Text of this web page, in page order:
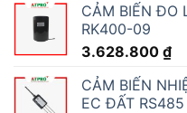
CẢM BIẾN ĐO
RK400-09
3.628.800 ₫
CẢM BIẾN
EC ĐẤT